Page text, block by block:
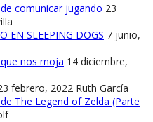
comunicar jugando 23
EN SLEEPING DOGS 7 junio,
nos moja 14 diciembre,
febrero, 2022 Ruth García
The Legend of Zelda (Parte